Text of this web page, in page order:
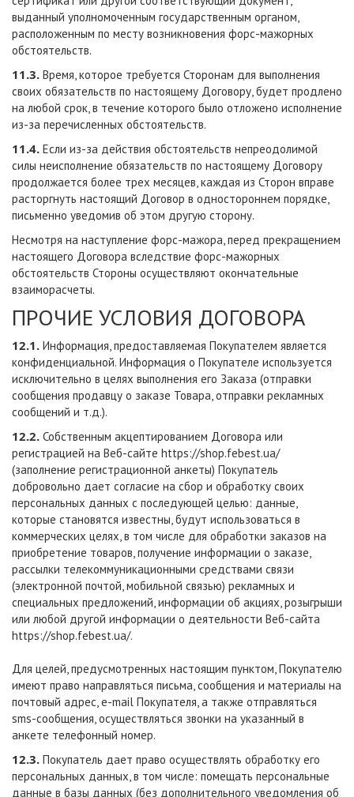
выданный уполномоченным государственным органом,
расположенным по месту возникновения форс-мажорных
обстоятельств.
11.3. Время, которое требуется Сторонам для выполнения
своих обязательств по настоящему Договору, будет продлено
на любой срок, в течение которого было отложено исполнение
из-за перечисленных обстоятельств.
11.4. Если из-за действия обстоятельств непреодолимой
силы неисполнение обязательств по настоящему Договору
продолжается более трех месяцев, каждая из Сторон вправе
расторгнуть настоящий Договор в одностороннем порядке,
письменно уведомив об этом другую сторону.
Несмотря на наступление форс-мажора, перед прекращением
настоящего Договора вследствие форс-мажорных
обстоятельств Стороны осуществляют окончательные
взаиморасчеты.
ПРОЧИЕ УСЛОВИЯ ДОГОВОРА
12.1. Информация, предоставляемая Покупателем является
конфиденциальной. Информация о Покупателе используется
исключительно в целях выполнения его Заказа (отправки
сообщения продавцу о заказе Товара, отправки рекламных
сообщений и т.д.).
12.2. Собственным акцептированием Договора или
регистрацией на Веб-сайте https://shop.febest.ua/
(заполнение регистрационной анкеты) Покупатель
добровольно дает согласие на сбор и обработку своих
персональных данных с последующей целью: данные,
которые становятся известны, будут использоваться в
коммерческих целях, в том числе для обработки заказов на
приобретение товаров, получение информации о заказе,
рассылки телекоммуникационными средствами связи
(электронной почтой, мобильной связью) рекламных и
специальных предложений, информации об акциях, розыгрыши
или любой другой информации о деятельности Веб-сайта
https://shop.febest.ua/.
Для целей, предусмотренных настоящим пунктом, Покупателю
имеют право направляться письма, сообщения и материалы на
почтовый адрес, e-mail Покупателя, а также отправляться
sms-сообщения, осуществляться звонки на указанный в
анкете телефонный номер.
12.3. Покупатель дает право осуществлять обработку его
персональных данных, в том числе: помещать персональные
данные в базы данных (без дополнительного уведомления об